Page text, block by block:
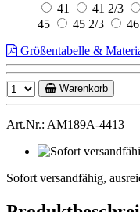
41
41 2/3
45
45 2/3
Größentabelle &
Warenkorb
Art.Nr.: AM189A-4413
Sofort versandfähig,